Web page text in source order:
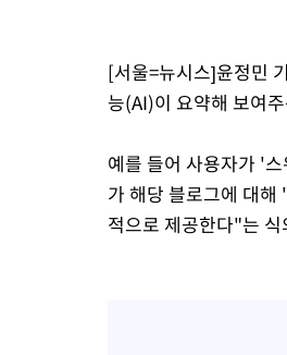
[서울=뉴시스]윤정민
능(AI)이 요약해 보여
예를 들어 사용자가 '
가 해당 블로그에 대
적으로 제공한다"는